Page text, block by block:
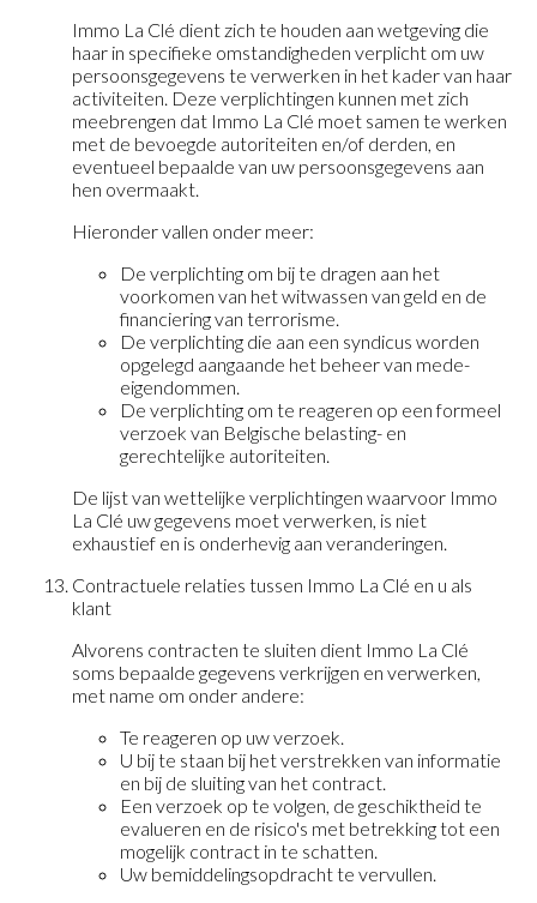
Immo La Clé dient zich te houden aan wetgeving die
haar in specifieke omstandigheden verplicht om uw
persoonsgegevens te verwerken in het kader van haar
activiteiten. Deze verplichtingen kunnen met zich
meebrengen dat Immo La Clé moet samen te werken
met de bevoegde autoriteiten en/of derden, en
eventueel bepaalde van uw persoonsgegevens aan
hen overmaakt.
Hieronder vallen onder meer:
De verplichting om bij te dragen aan het
voorkomen van het witwassen van geld en de
financiering van terrorisme.
De verplichting die aan een syndicus worden
opgelegd aangaande het beheer van mede-
eigendommen.
De verplichting om te reageren op een formeel
verzoek van Belgische belasting- en
gerechtelijke autoriteiten.
De lijst van wettelijke verplichtingen waarvoor Immo
La Clé uw gegevens moet verwerken, is niet
exhaustief en is onderhevig aan veranderingen.
Contractuele relaties tussen Immo La Clé en u als
klant
Alvorens contracten te sluiten dient Immo La Clé
soms bepaalde gegevens verkrijgen en verwerken,
met name om onder andere:
Te reageren op uw verzoek.
U bij te staan bij het verstrekken van informatie
en bij de sluiting van het contract.
Een verzoek op te volgen, de geschiktheid te
evalueren en de risico's met betrekking tot een
mogelijk contract in te schatten.
Uw bemiddelingsopdracht te vervullen.